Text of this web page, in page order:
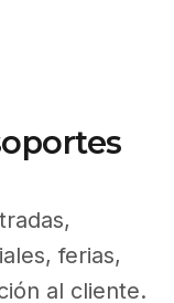
ferias,
al cliente.